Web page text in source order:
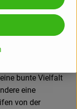
und
bunte Vielfalt
eine
von der